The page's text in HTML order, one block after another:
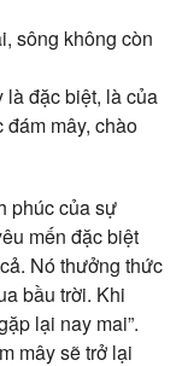
sông không còn
là đặc biệt, là của
mây, chào
phúc của sự
mến đặc biệt
Nó thưởng thức
bầu trời. Khi
lại nay mai”.
mây sẽ trở lại